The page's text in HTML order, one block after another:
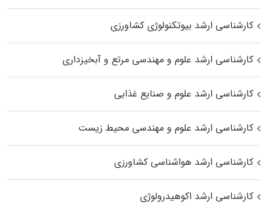
کارشناسی ارشد بیوتکنولوژی کشاورزی
کارشناسی ارشد علوم و مهندسی مرتع و آبخیزداری
کارشناسی ارشد علوم و صنایع غذایی
کارشناسی ارشد علوم و مهندسی محیط زیست
کارشناسی ارشد هواشناسی کشاورزی
کارشناسی ارشد اکوهیدرولوژی